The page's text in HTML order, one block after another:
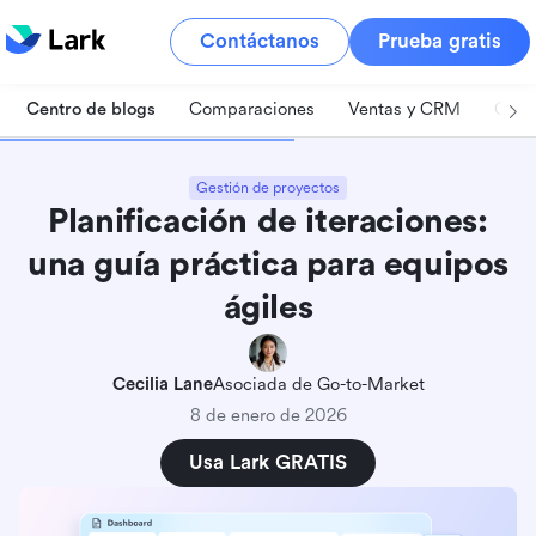
Contáctanos Prueba gratis
Centro de blogs Comparaciones Ventas y CRM
Gestión de proyectos
Planificación de iteraciones:
una guía práctica para equipos
ágiles
Cecilia LaneAsociada de Go-to-Market
8 de enero de 2026
Usa Lark GRATIS